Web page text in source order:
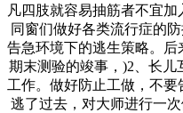
凡四肢就容易抽筋者不宜
同窗们做好各类流行症的
告急环境下的逃生策略。
期末测验的竣事，)2、长
工作。做好防止工做，不
逃了过去，对大师进行一